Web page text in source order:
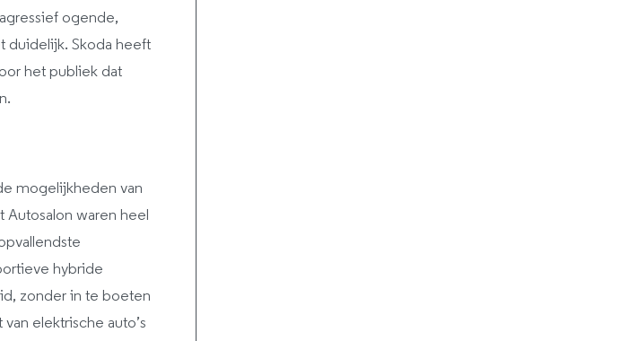
ogende,
duidelijk. Skoda heeft
het publiek dat
mogelijkheden van
waren heel
hybride
zonder in te boeten
elektrische auto’s